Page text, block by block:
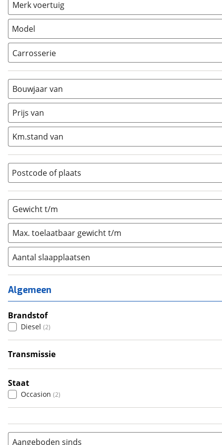
Merk voertuig
Model
Carrosserie
Alkoof (0)
Busmodel
Caravan (0)
Half-integraal
Integraal (0)
Opzetunit (0
Vouwwagen (0)
Bouwjaar van
Prijs van
Km.stand van
Postcode of plaats
Gewicht t/m
Max. toelaatbaar gewicht t/m
Aantal slaapplaatsen
1 (0)
2 (1)
3 (1)
4 (0)
5 (0)
6+ (0)
Algemeen
Brandstof
Diesel (2)
Transmissie
Staat
Occasion (2)
Aangeboden sinds